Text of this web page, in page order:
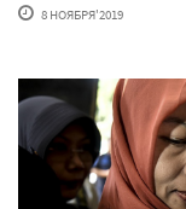
8 НОЯБРЯ'2019